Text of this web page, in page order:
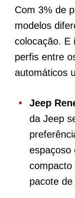
Com 3% de
modelos
colocação. E
perfis entre
automáticos
Jeep
da Jeep
espaçoso
pacote